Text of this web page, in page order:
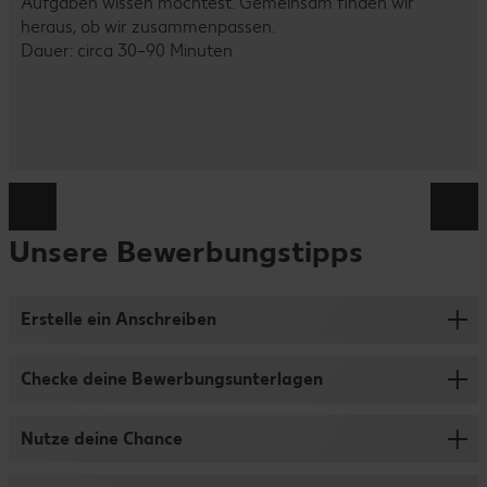
heraus, ob wir zusammenpassen.
Dauer: circa 30–90 Minuten
Unsere Bewerbungstipps
Erstelle ein Anschreiben
gerne eins mitschicken, haben wir folgende Tipps für
Nenne deinen Namen und deine Adresse
Checke deine Bewerbungsunterlagen
übersichtlich wie möglich ist, bewirb dich bitte nur online
Nutze deine Chance